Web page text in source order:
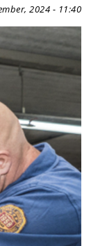
2024 - 11:40